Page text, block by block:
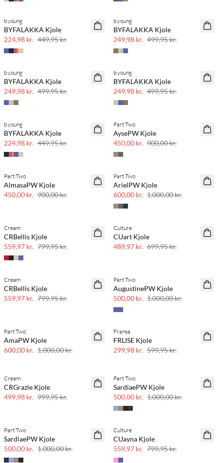
SAVE20
b.young
BYFALAKKA Kjole
224,98 kr. 449,95 kr.
SAVE20
b.young
BYFALAKKA Kjole
249,98 kr. 499,95 kr.
SAVE20
b.young
BYFALAKKA Kjole
249,98 kr. 499,95 kr.
SAVE20
b.young
BYFALAKKA Kjole
249,98 kr. 499,95 kr.
SAVE20
b.young
BYFALAKKA Kjole
224,98 kr. 449,95 kr.
SAVE20
50% rabat
Part Two
AysePW Kjole
450,00 kr. 900,00 kr.
SAVE20
Part Two
AlmasaPW Kjole
450,00 kr. 900,00 kr.
SAVE20
Part Two
ArielPW Kjole
600,00 kr. 1.000,00 kr.
SAVE20
Cream
CRBellis Kjole
559,97 kr. 799,95 kr.
SAVE20
30% rabat
Culture
CUart Kjole
489,97 kr. 699,95 kr.
SAVE20
Cream
CRBellis Kjole
559,97 kr. 799,95 kr.
SAVE20
50% rabat
Part Two
AugustinePW Kjole
500,00 kr. 1.000,00 kr.
SAVE20
Part Two
AmaPW Kjole
600,00 kr. 1.000,00 kr.
SAVE20
50% rabat
Fransa
FRLISE Kjole
299,98 kr. 599,95 kr.
SAVE20
Cream
CRGrazie Kjole
499,98 kr. 999,95 kr.
SAVE20
Part Two
SardiaePW Kjole
500,00 kr. 1.000,00 kr.
SAVE20
Part Two
SardiaePW Kjole
500,00 kr. 1.000,00 kr.
SAVE20
30% rabat
Culture
CUayna Kjole
559,97 kr. 799,95 kr.